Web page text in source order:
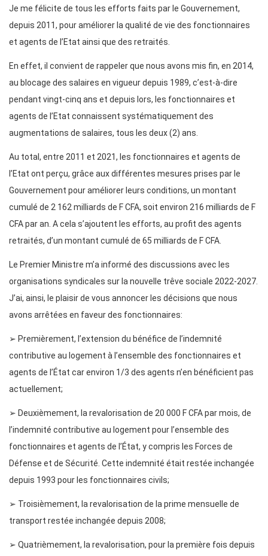
Je me félicite de tous les efforts faits par le Gouvernement,
depuis 2011, pour améliorer la qualité de vie des fonctionnaires
et agents de l’Etat ainsi que des retraités.
En effet, il convient de rappeler que nous avons mis fin, en 2014,
au blocage des salaires en vigueur depuis 1989, c’est-à-dire
pendant vingt-cinq ans et depuis lors, les fonctionnaires et
agents de l’Etat connaissent systématiquement des
augmentations de salaires, tous les deux (2) ans.
Au total, entre 2011 et 2021, les fonctionnaires et agents de
l’Etat ont perçu, grâce aux différentes mesures prises par le
Gouvernement pour améliorer leurs conditions, un montant
cumulé de 2 162 milliards de F CFA, soit environ 216 milliards de F
CFA par an. A cela s’ajoutent les efforts, au profit des agents
retraités, d’un montant cumulé de 65 milliards de F CFA.
Le Premier Ministre m’a informé des discussions avec les
organisations syndicales sur la nouvelle trêve sociale 2022-2027.
J’ai, ainsi, le plaisir de vous annoncer les décisions que nous
avons arrêtées en faveur des fonctionnaires:
➢ Premièrement, l’extension du bénéfice de l’indemnité
contributive au logement à l’ensemble des fonctionnaires et
agents de l’État car environ 1/3 des agents n’en bénéficient pas
actuellement;
➢ Deuxièmement, la revalorisation de 20 000 F CFA par mois, de
l’indemnité contributive au logement pour l’ensemble des
fonctionnaires et agents de l’État, y compris les Forces de
Défense et de Sécurité. Cette indemnité était restée inchangée
depuis 1993 pour les fonctionnaires civils;
➢ Troisièmement, la revalorisation de la prime mensuelle de
transport restée inchangée depuis 2008;
➢ Quatrièmement, la revalorisation, pour la première fois depuis